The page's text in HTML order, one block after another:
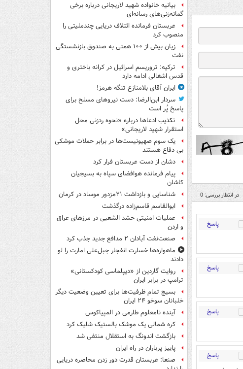
در انتظار بررسی: 0
پاسخ
پاسخ
پاسخ
پاسخ
بیانیه خانواده شهید لاریجانی درباره برخی
گمانه‌زنی‌های رسانه‌ای
عربستان فرمانده ائتلاف دریایی چندملیتی را
منصوب کرد
زیان بیش از ۱۰۰ همتی به صندوق‌ بازنشستگی
نفت
ترکیه: تروریسم اسرائیل در کرانه باختری و
قدس اشغالی ادامه دارد
ایران آقای بلامنازع تنگه هرمز!
سردار ابن‌الرضا: دست نیروهای مسلح برای
پاسخ پُر است
تکذیب ادعاها درباره «نحوه ردزنی محل
استقرار شهید لاریجانی»
یک‌ سوم صهیونیست‌ها در برابر حملات موشکی
بی دفاع هستند
دشان از دست عربستان فرار کرد
پیام فرمانده هوافضای سپاه به بسیجیان
کاشان
شناسایی و بازداشت ۲۱مزدور موساد در کرمان
ابوالقاسم قاسم‌زاده درگذشت
عملیات امنیتی حشد الشعبی در مرزهای عراق
و اردن
صنعت‌نفت آبادان ۲ مدافع جدید جذب کرد
ماهواره‌ها خسارت انفجار جبل‌علی امارت را لو
دادند
روایت گاردین از «دیپلماسی کودکستانی»
ترامپ در برابر ایران
بسیج تمام ظرفیت‌ها برای تعیین وضعیت دیگر
خلبانان سوخو ۲۴ ایران
آینده نامعلوم طارمی در المپیاکوس
کره شمالی یک موشک بالستیک شلیک کرد
بازگشت اندونگ به استقلال منتفی شد
پاییز پرباران در راه ایران
صنعا: عربستان قدرت دور زدن محاصره دریایی